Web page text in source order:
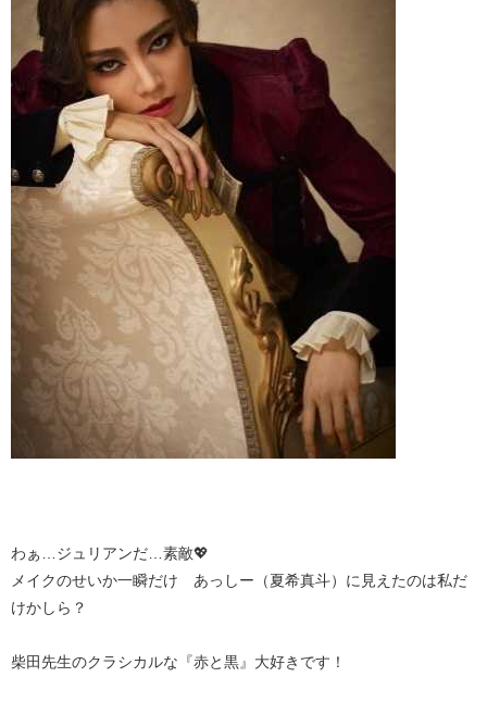
わぁ…ジュリアンだ…素敵💖
メイクのせいか一瞬だけ あっしー（夏希真斗）に見えたのは私だ
けかしら？
柴田先生のクラシカルな『赤と黒』大好きです！